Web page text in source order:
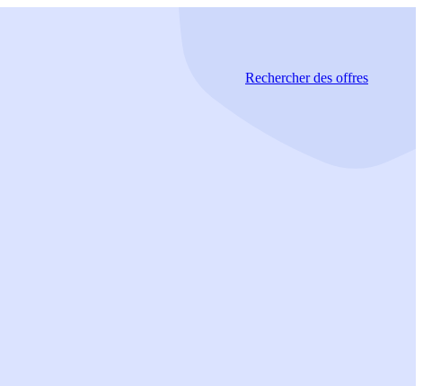
Rechercherdes offres